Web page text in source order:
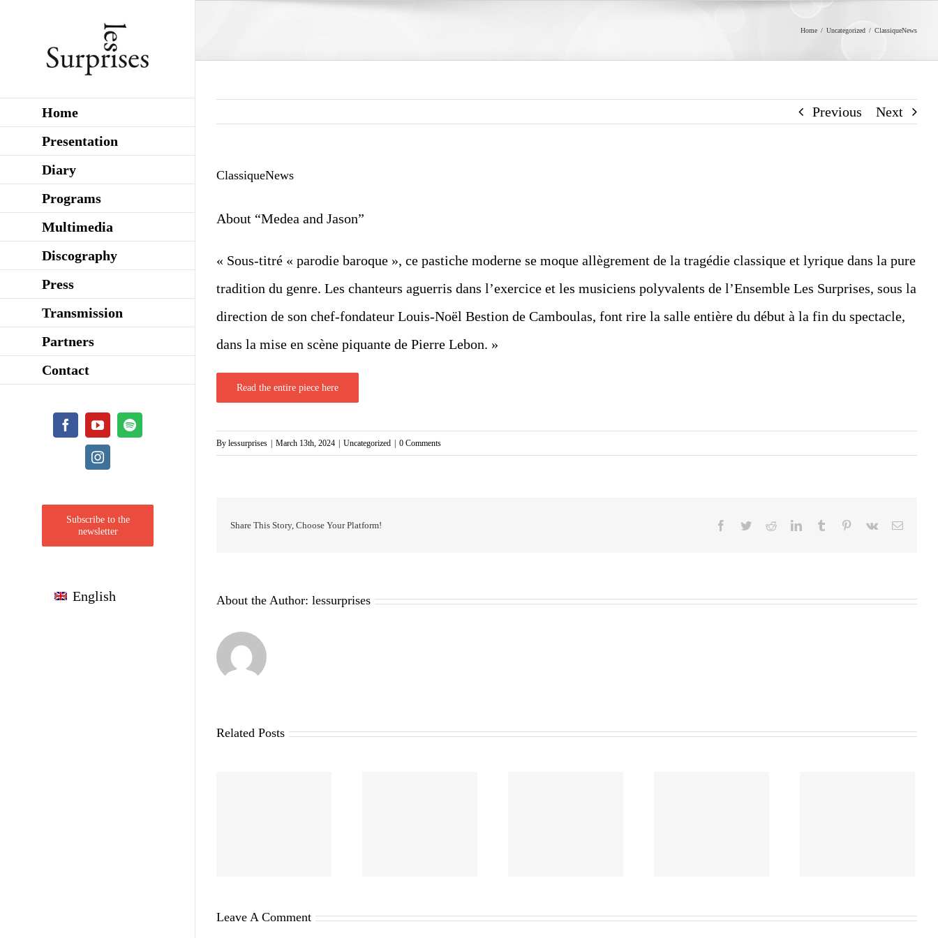
Home
Presentation
Diary
Programs
Multimedia
Discography
Press
Transmission
Partners
Contact
FacebookYouTubeSpotify
Instagram
Subscribe to the
newsletter
English
Home / Uncategorized / ClassiqueNews
Previous Next
ClassiqueNews
About “Medea and Jason”
« Sous-titré « parodie baroque », ce pastiche moderne se moque allègrement de la tragédie classique et lyrique dans la pure
tradition du genre. Les chanteurs aguerris dans l’exercice et les musiciens polyvalents de l’Ensemble Les Surprises, sous la
direction de son chef-fondateur Louis-Noël Bestion de Camboulas, font rire la salle entière du début à la fin du spectacle,
dans la mise en scène piquante de Pierre Lebon. »
Read the entire piece here
By lessurprises March 13th, 2024 Uncategorized 0 Comments
Share This Story, Choose Your Platform! Facebook
TwitterRedditLinkedInTumblr Pinterest
Vk Email
About the Author: lessurprises
Related Posts
Leave A Comment